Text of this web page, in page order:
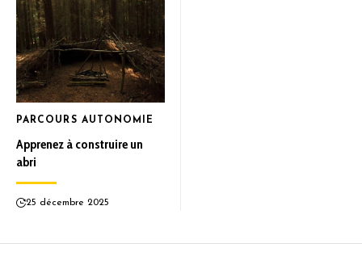
PARCOURS AUTONOMIE
Apprenez à construire un
abri
25 décembre 2025